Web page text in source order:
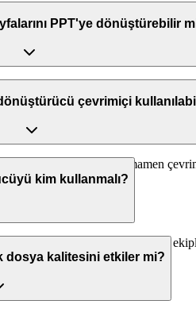
düzenlenebilir. Microsoft
PPT'ye dönüştürebilir
dönüştürücü bunu doğrudan
çevrimiçi
dönüştürücüsü tamamen
kim kullanmalı?
danışmanlar ve pazarlama
dosya kalitesini etkiler mi?